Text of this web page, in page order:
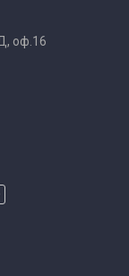
оф.16